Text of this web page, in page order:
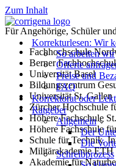
Zum Inhalt
Korrekturlesen: Wir
So arbeiten wir
Offerte
Preise und
FAQ
Korrektorat oder
Ratgeber
Allgemein
Der
Die
Schreibprozess
Für Angehörige, Schüler
Fachhochschule
Berner
Universität Basel
Bildungszentrum
Universität St. Gallen
Zürcher Hochschule
Höhere Fachschule
Höhere Fachschule
Schule für Technik,
Militärakademie
Akademie für